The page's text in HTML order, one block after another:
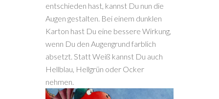
entschieden hast, kannst Du nun die
Augen gestalten. Bei einem dunklen
Karton hast Du eine bessere Wirkung,
wenn Du den Augengrund farblich
absetzt. Statt Weiß kannst Du auch
Hellblau, Hellgrün oder Ocker
nehmen.